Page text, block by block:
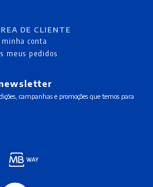
DE CLIENTE
minha conta
meus pedidos
campanhas e promoções que temos para